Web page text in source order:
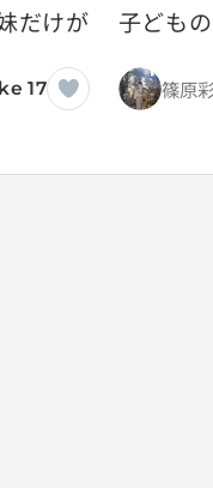
だけが背負う家
17
子ども
篠原